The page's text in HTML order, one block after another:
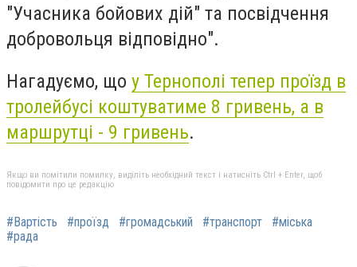
"Учасника бойових дій" та посвідчення
добровольця відповідно".
Нагадуємо, що у Тернополі тепер проїзд в
тролейбусі коштуватиме 8 гривень, а в
маршрутці - 9 гривень.
Якщо ви помітили помилку, виділіть необхідний текст і натисніть Ctrl + Enter, щоб
повідомити про це редакцію
#Вартість #проїзд #громадський #транспорт
#міська
#рада